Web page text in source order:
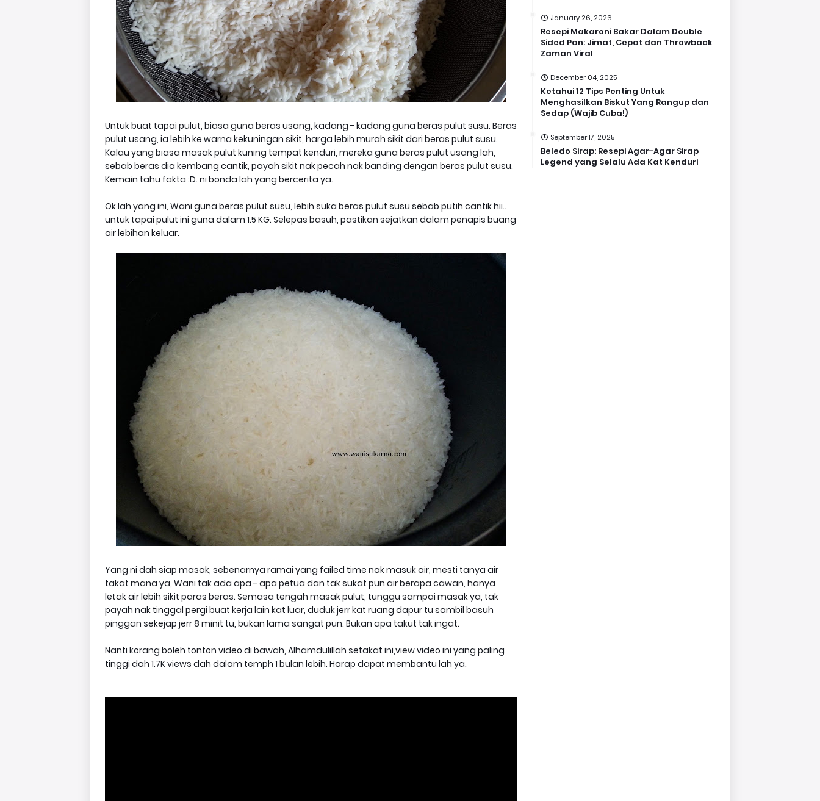
Untuk buat tapai pulut, biasa guna beras usang, kadang - kadang guna beras pulut susu. Beras
pulut usang, ia lebih ke warna kekuningan sikit, harga lebih murah sikit dari beras pulut susu.
Kalau yang biasa masak pulut kuning tempat kenduri, mereka guna beras pulut usang lah,
sebab beras dia kembang cantik, payah sikit nak pecah nak banding dengan beras pulut susu.
Kemain tahu fakta :D. ni bonda lah yang bercerita ya.
Ok lah yang ini, Wani guna beras pulut susu, lebih suka beras pulut susu sebab putih cantik hii..
untuk tapai pulut ini guna dalam 1.5 KG. Selepas basuh, pastikan sejatkan dalam penapis buang
air lebihan keluar.
Yang ni dah siap masak, sebenarnya ramai yang failed time nak masuk air, mesti tanya air
takat mana ya, Wani tak ada apa - apa petua dan tak sukat pun air berapa cawan, hanya
letak air lebih sikit paras beras. Semasa tengah masak pulut, tunggu sampai masak ya, tak
payah nak tinggal pergi buat kerja lain kat luar, duduk jerr kat ruang dapur tu sambil basuh
pinggan sekejap jerr 8 minit tu, bukan lama sangat pun. Bukan apa takut tak ingat.
Nanti korang boleh tonton video di bawah, Alhamdulillah setakat ini,view video ini yang paling
tinggi dah 1.7K views dah dalam temph 1 bulan lebih. Harap dapat membantu lah ya.
January 26, 2026
Resepi Makaroni Bakar Dalam Double
Sided Pan: Jimat, Cepat dan Throwback
Zaman Viral
December 04, 2025
Ketahui 12 Tips Penting Untuk
Menghasilkan Biskut Yang Rangup dan
Sedap (Wajib Cuba!)
September 17, 2025
Beledo Sirap: Resepi Agar-Agar Sirap
Legend yang Selalu Ada Kat Kenduri